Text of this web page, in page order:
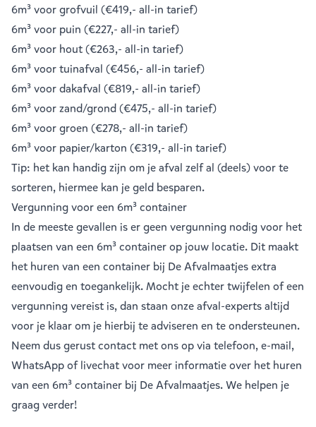
6m³ voor grofvuil (€419,- all-in tarief)
6m³ voor puin (€227,- all-in tarief)
6m³ voor hout(€263,- all-in tarief)
6m³ voor tuinafval (€456,- all-in tarief)
6m³ voor dakafval (€819,- all-in tarief)
6m³ voor zand/grond(€475,- all-in tarief)
6m³ voor groen (€278,- all-in tarief)
6m³ voor papier/karton (€319,- all-in tarief)
Tip: het kan handig zijn om je afval zelf al (deels) voor te
sorteren, hiermee kan je geld besparen.
Vergunning voor een 6m³ container
In de meeste gevallen is er geen vergunning nodig voor het
plaatsen van een 6m³ container op jouw locatie. Dit maakt
het huren van een container bij De Afvalmaatjes extra
eenvoudig en toegankelijk. Mocht je echter twijfelen of een
vergunning vereist is, dan staan onze afval-expertsaltijd
voor je klaar om je hierbij te adviseren en te ondersteunen.
Neem dus gerust contact met ons op via telefoon, e-mail,
WhatsApp of livechat voor meer informatie over het huren
van een 6m³ container bij De Afvalmaatjes. We helpen je
graag verder!